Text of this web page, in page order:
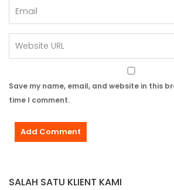
Save my name, email, and website in this
time I comment.
SALAH SATU KLIENT KAMI